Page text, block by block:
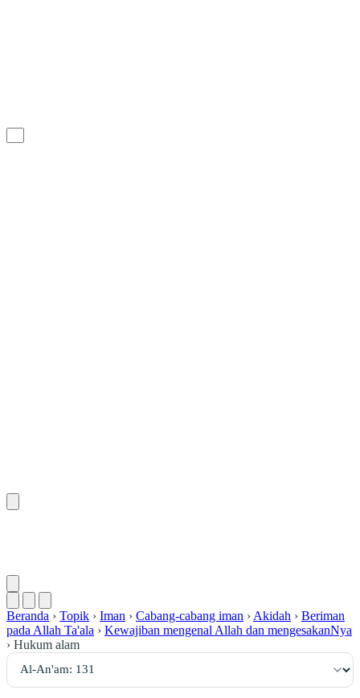
Beranda › Topik › Iman › Cabang-cabang iman › Akidah › Beriman
pada Allah Ta'ala › Kewajiban mengenal Allah dan mengesakanNya
› Hukum alam